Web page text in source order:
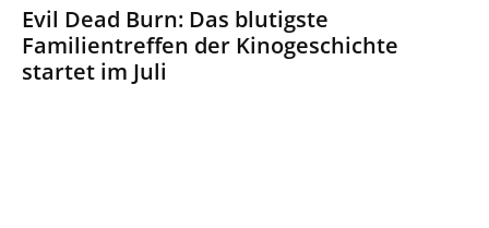
Evil Dead Burn: Das blutigste
Familientreffen der Kinogeschichte
startet im Juli